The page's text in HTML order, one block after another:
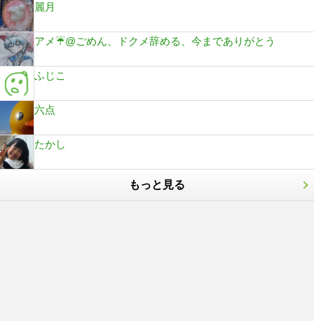
麗月
アメ☔@ごめん、ドクメ辞める、今までありがとう
ふじこ
六点
たかし
もっと見る